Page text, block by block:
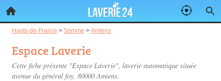
Hauts-de-France > Somme > Amiens
Espace Laverie
Cette fiche présente "Espace Laverie", laverie automatique située
avenue du général foy, 80000 Amiens.